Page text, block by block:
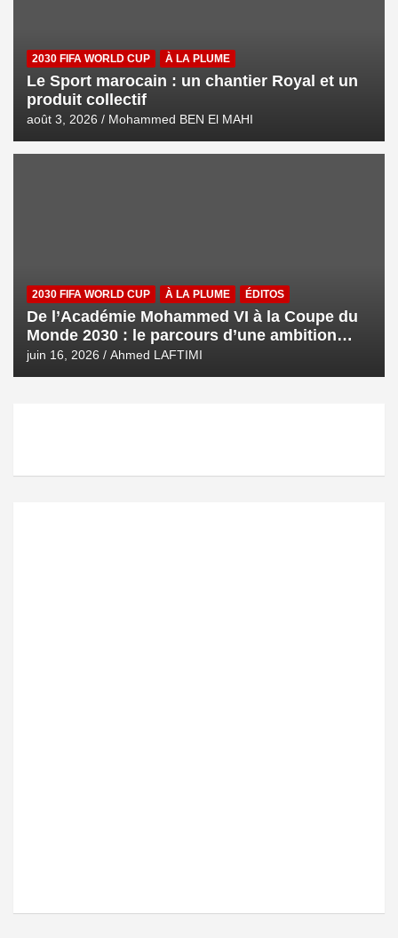
2030 FIFA WORLD CUP À LA PLUME
Le Sport marocain : un chantier Royal et un
produit collectif
août 3, 2026 Mohammed BEN El MAHI
2030 FIFA WORLD CUP À LA PLUME ÉDITOS
De l’Académie Mohammed VI à la Coupe du
Monde 2030 : le parcours d’une ambition
royale
juin 16, 2026 Ahmed LAFTIMI